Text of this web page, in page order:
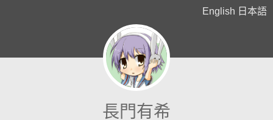
English 日本語
長門有希